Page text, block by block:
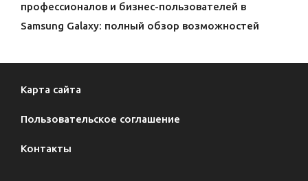
профессионалов и бизнес-пользователей в
Samsung Galaxy: полный обзор возможностей
Карта сайта
Пользовательское соглашение
Контакты